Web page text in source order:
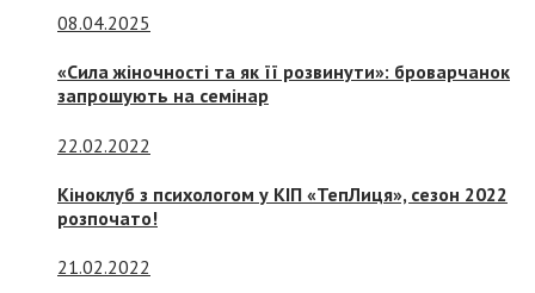
08.04.2025
«Сила жіночності та як її розвинути»: броварчанок
запрошують на семінар
22.02.2022
Кіноклуб з психологом у КІП «ТепЛиця», сезон 2022
розпочато!
21.02.2022